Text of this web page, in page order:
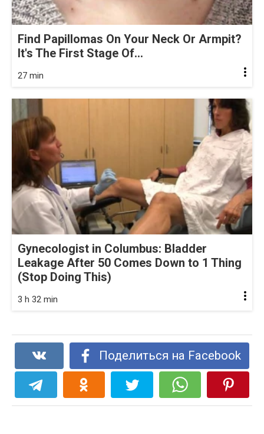
Find Papillomas On Your Neck Or Armpit?
It's The First Stage Of...
27 min
Gynecologist in Columbus: Bladder
Leakage After 50 Comes Down to 1 Thing
(Stop Doing This)
3 h 32 min
Поделиться на Facebook